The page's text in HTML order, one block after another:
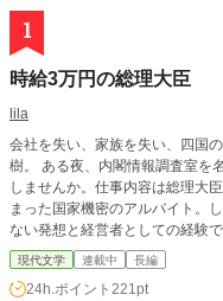
1
時給3万円の総理大臣
lila
会社を失い、家族を失い、四国
樹。 ある夜、内閣情報調査室を
しませんか。仕事内容は総理大
まった国家機密のアルバイト。
ない発想と経営者としての経験
「偽物」のはずだった男が、い
――。 ＿＿そして、現職総理の狙
現代文学 連載中 長編
24h.ポイント 221pt